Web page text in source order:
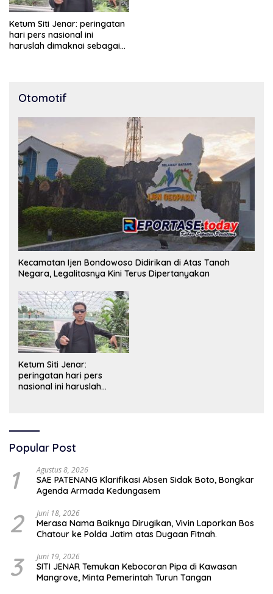
Ketum Siti Jenar: peringatan
hari pers nasional ini
haruslah dimaknai sebagai
Indonesia.
Otomotif
Kecamatan Ijen Bondowoso Didirikan di Atas Tanah
Negara, Legalitasnya Kini Terus Dipertanyakan
Ketum Siti Jenar:
peringatan hari pers
nasional ini haruslah
bangsa dan menjaga
demokrasi Indonesia.
Popular Post
1 Agustus 8, 2026
SAE PATENANG Klarifikasi Absen Sidak Boto, Bongkar
Agenda Armada Kedungasem
2 Juni 18, 2026
Merasa Nama Baiknya Dirugikan, Vivin Laporkan Bos
Chatour ke Polda Jatim atas Dugaan Fitnah.
3 Juni 19, 2026
SITI JENAR Temukan Kebocoran Pipa di Kawasan
Mangrove, Minta Pemerintah Turun Tangan